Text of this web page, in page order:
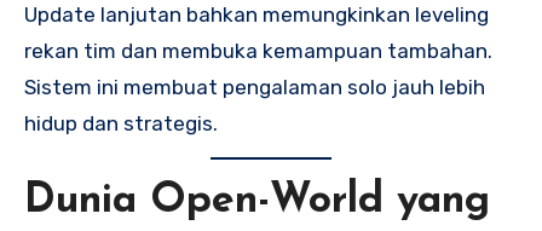
Update lanjutan bahkan memungkinkan leveling
rekan tim dan membuka kemampuan tambahan.
Sistem ini membuat pengalaman solo jauh lebih
hidup dan strategis.
Dunia Open-World yang